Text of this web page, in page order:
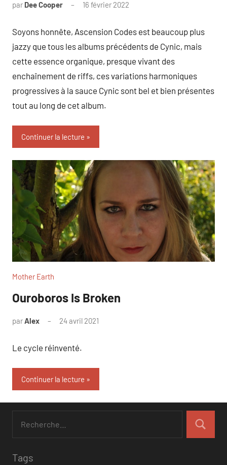
par Dee Cooper 16 février 2022
Soyons honnête, Ascension Codes est beaucoup plus
jazzy que tous les albums précédents de Cynic, mais
cette essence organique, presque vivant des
enchaînement de riffs, ces variations harmoniques
progressives à la sauce Cynic sont bel et bien présentes
tout au long de cet album.
Continuer la lecture
Mother Earth
Ouroboros Is Broken
parAlex 24 avril 2021
Le cycle réinventé.
Continuer la lecture
Tags